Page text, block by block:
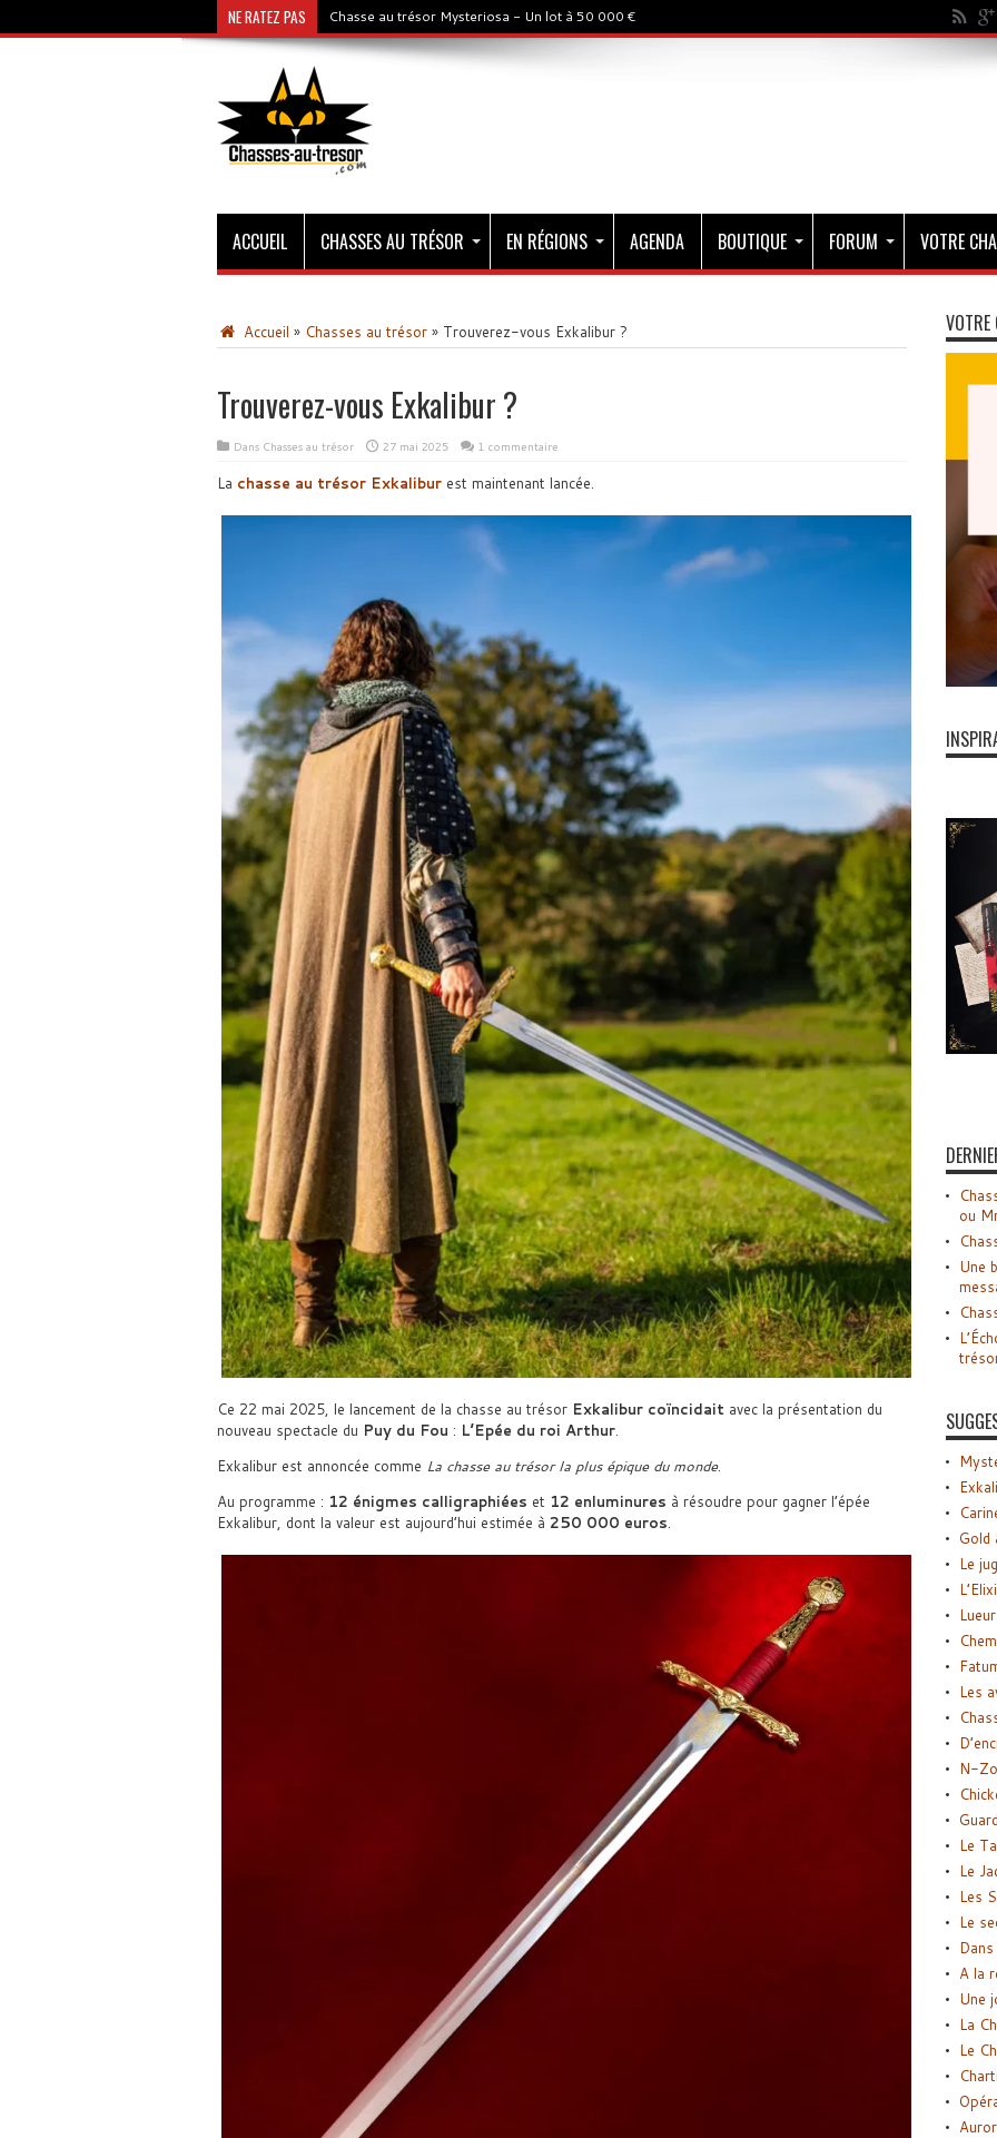
NE RATEZ PAS Chasse au trésor Mysteriosa - Un lot à 50 000 €
ACCUEIL CHASSES AU TRÉSOR EN RÉGIONS AGENDA BOUTIQUE FORUM VOTRE
Accueil » Chasses au trésor » Trouverez-vous Exkalibur ?
Trouverez-vous Exkalibur ?
Dans Chasses au trésor 27 mai 2025 1 commentaire
La chasse au trésor Exkaliburest maintenant lancée.
Ce 22 mai 2025, le lancement de la chasse au trésor Exkalibur coïncidaitavec la présentation du
nouveau spectacle du Puy du Fou : L’Epée du roi Arthur​.
Exkalibur est annoncée comme La chasse au trésor la plus épique du monde.
Au programme : 12 énigmes calligraphiées et 12 enluminures à résoudre pour gagner l’épée
Exkalibur, dont la valeur est aujourd’hui estimée à 250 000 euros.
VOTRE
ou
Une
Gold
Le
Lueur
Les
N-
Le
Le
Les
Le
A la
Une
La
Le